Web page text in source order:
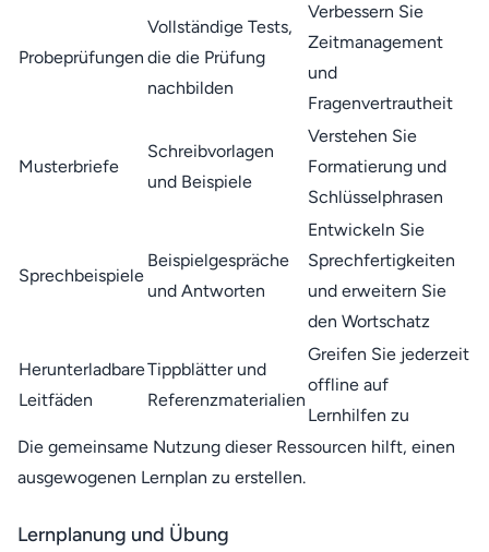
Probeprüfungen
Vollständige Tests,
die die Prüfung
nachbilden
Verbessern Sie
Zeitmanagement
und
Fragenvertrautheit
Musterbriefe
Schreibvorlagen
und Beispiele
Verstehen Sie
Formatierung und
Schlüsselphrasen
Sprechbeispiele
Beispielgespräche
und Antworten
Entwickeln Sie
Sprechfertigkeiten
und erweitern Sie
den Wortschatz
Herunterladbare
Leitfäden
Tippblätter und
Referenzmaterialien
Greifen Sie jederzeit
offline auf
Lernhilfen zu
Die gemeinsame Nutzung dieser Ressourcen hilft, einen
ausgewogenen Lernplan zu erstellen.
Lernplanung und Übung